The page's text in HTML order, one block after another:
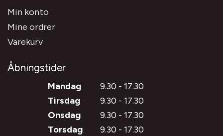
Min konto
Mine ordrer
Varekurv
Åbningstider
Mandag
9.30 - 17.30
Tirsdag
9.30 - 17.30
Onsdag
9.30 - 17.30
Torsdag
9.30 - 17.30